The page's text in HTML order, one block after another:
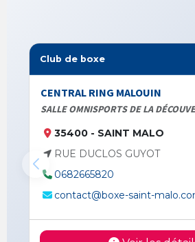
Club de boxe
CENTRAL RING MALOUIN
SALLE OMNISPORTS DE LA
35400 - SAINT MALO
RUE DUCLOS GUYOT
0682665820
contact@boxe-saint-